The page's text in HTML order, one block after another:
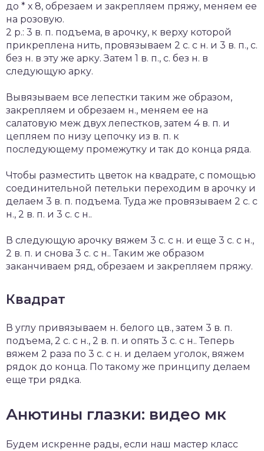
до * х 8, обрезаем и закрепляем пряжу, меняем ее
на розовую.
2 р.: 3 в. п. подъема, в арочку, к верху которой
прикреплена нить, провязываем 2 с. с н. и 3 в. п., с.
без н. в эту же арку. Затем 1 в. п., с. без н. в
следующую арку.
Вывязываем все лепестки таким же образом,
закрепляем и обрезаем н., меняем ее на
салатовую меж двух лепестков, затем 4 в. п. и
цепляем по низу цепочку из в. п. к
последующему промежутку и так до конца ряда.
Чтобы разместить цветок на квадрате, с помощью
соединительной петельки переходим в арочку и
делаем 3 в. п. подъема. Туда же провязываем 2 с. с
н., 2 в. п. и 3 с. с н..
В следующую арочку вяжем 3 с. с н. и еще 3 с. с н.,
2 в. п. и снова 3 с. с н.. Таким же образом
заканчиваем ряд, обрезаем и закрепляем пряжу.
Квадрат
В углу привязываем н. белого цв., затем 3 в. п.
подъема, 2 с. с н., 2 в. п. и опять 3 с. с н.. Теперь
вяжем 2 раза по 3 с. с н. и делаем уголок, вяжем
рядок до конца. По такому же принципу делаем
еще три рядка.
Анютины глазки: видео мк
Будем искренне рады, если наш мастер класс